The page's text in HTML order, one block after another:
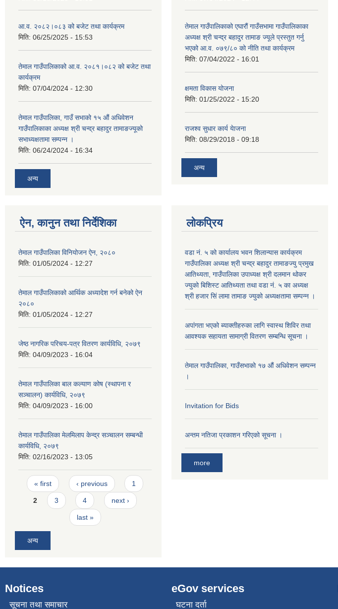
आ.व. २०८२।०८३ को बजेट तथा कार्यक्रम
मिति: 06/25/2025 - 15:53
तेमाल गाउँपालिकाको आ.व. २०८१।०८२ को बजेट तथा
कार्यक्रम
मिति: 07/04/2024 - 12:30
तेमाल गाउँपालिका, गाउँ सभाको १५ औं अधिवेशन
गाउँपालिकाका अध्यक्ष श्री चन्द्र बहादुर तामाङज्यूको
सभाध्यक्षतामा सम्पन्न ।
मिति: 06/24/2024 - 16:34
अन्य
तेमाल गाउँपालिकाको एघारौं गाउँसभामा गाउँपालिकाका
अध्यक्ष श्री चन्द्र बहादुर तामाङ ज्यूले प्रस्तुत गर्नु
भएको आ.व. ०७९/८० को नीति तथा कार्यक्रम
मिति: 07/04/2022 - 16:01
क्षमता विकास योजना
मिति: 01/25/2022 - 15:20
राजश्व सुधार कार्य येाजना
मिति: 08/29/2018 - 09:18
अन्य
ऐन, कानुन तथा निर्देशिका
तेमाल गाउँपालिका विनियोजन ऐन, २०८०
मिति: 01/05/2024 - 12:27
तेमाल गाउँपालिकाको आर्थिक अध्यादेश गर्न बनेको ऐन
२०८०
मिति: 01/05/2024 - 12:27
जेष्ठ नागरिक परिचय-पत्र वितरण कार्यविधि, २०७९
मिति: 04/09/2023 - 16:04
तेमाल गाउँपालिका बाल कल्याण कोष (स्थापना र
सञ्चालन) कार्यविधि, २०७९
मिति: 04/09/2023 - 16:00
तेमाल गाउँपालिका मेलमिलाप केन्द्र सञ्चालन सम्बन्धी
कार्यविधि, २०७९
मिति: 02/16/2023 - 13:05
Pages
« first ‹ previous 1
2 3 4 next ›
last »
अन्य
लोकप्रिय
वडा नं. ५ को कार्यालय भवन शिलान्यास कार्यक्रम
गाउँपालिका अध्यक्ष श्री चन्द्र बहादुर तामाङज्यु प्रमुख
आतिथ्यता, गाउँपालिका उपाध्यक्ष श्री दलमान थोकर
ज्युको बिशिस्ट आतिथ्यता तथा वडा नं. ५ का अध्यक्ष
श्री हजार सिं लामा तामाङ ज्युको अध्यक्षतामा सम्पन्न ।
अपांगता भएको ब्याक्तीहरुका लागि स्वास्थ शिविर तथा
आवश्यक सहायता सामाग्री वितरण सम्बन्धि सूचना ।
तेमाल गाउँपालिका, गाउँसभाको १७ ‌औं अधिवेशन सम्पन्न
।
Invitation for Bids
अन्तम नतिजा प्रकाशन गरिएको सूचना ।
more
Notices
सूचना तथा समाचार
eGov services
घटना दर्ता